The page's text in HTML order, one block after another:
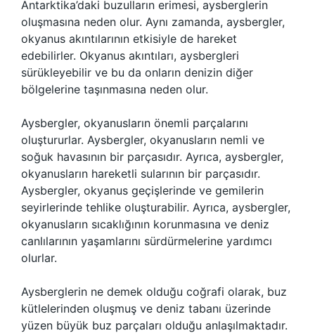
Antarktika’daki buzulların erimesi, aysberglerin
oluşmasına neden olur. Aynı zamanda, aysbergler,
okyanus akıntılarının etkisiyle de hareket
edebilirler. Okyanus akıntıları, aysbergleri
sürükleyebilir ve bu da onların denizin diğer
bölgelerine taşınmasına neden olur.
Aysbergler, okyanusların önemli parçalarını
oluştururlar. Aysbergler, okyanusların nemli ve
soğuk havasının bir parçasıdır. Ayrıca, aysbergler,
okyanusların hareketli sularının bir parçasıdır.
Aysbergler, okyanus geçişlerinde ve gemilerin
seyirlerinde tehlike oluşturabilir. Ayrıca, aysbergler,
okyanusların sıcaklığının korunmasına ve deniz
canlılarının yaşamlarını sürdürmelerine yardımcı
olurlar.
Aysberglerin ne demek olduğu coğrafi olarak, buz
kütlelerinden oluşmuş ve deniz tabanı üzerinde
yüzen büyük buz parçaları olduğu anlaşılmaktadır.